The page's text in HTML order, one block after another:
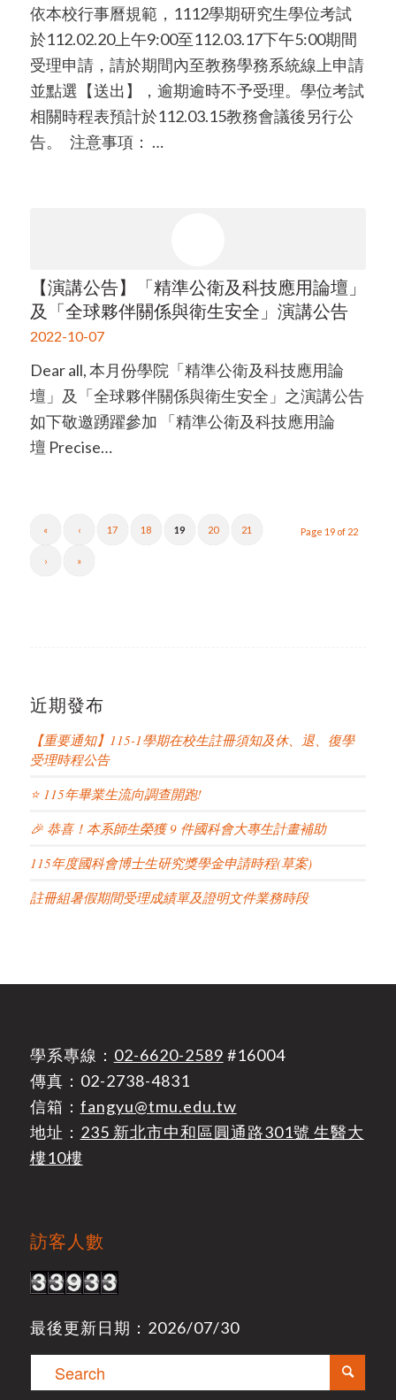
依本校行事曆規範，1112學期研究生學位考試
於112.02.20上午9:00至112.03.17下午5:00期間
受理申請，請於期間內至教務學務系統線上申請
並點選【送出】，逾期逾時不予受理。學位考試
相關時程表預計於112.03.15教務會議後另行公
告。 注意事項： …
【演講公告】「精準公衛及科技應用論壇」
及「全球夥伴關係與衛生安全」演講公告
2022-10-07
Dear all, 本月份學院「精準公衛及科技應用論
壇」及「全球夥伴關係與衛生安全」之演講公告
如下敬邀踴躍參加 「精準公衛及科技應用論
壇 Precise…
Page 19 of 22
« ‹ 17 18 19 20 21
› »
近期發布
【重要通知】115-1學期在校生註冊須知及休、退、復學
受理時程公告
⭐ 115年畢業生流向調查開跑!
🎉 恭喜！本系師生榮獲 9 件國科會大專生計畫補助
115年度國科會博士生研究獎學金申請時程(草案)
註冊組暑假期間受理成績單及證明文件業務時段
學系專線： 02-6620-2589 #16004
傳真：02-2738-4831
信箱： fangyu@tmu.edu.tw
地址： 235 新北市中和區圓通路301號 生醫大
樓10樓
訪客人數
最後更新日期：2026/07/30